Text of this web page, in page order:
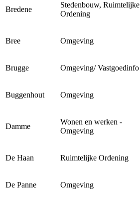
Bredene
Stedenbouw, Ruimtelijke
Ordening
Bree Omgeving
Brugge Omgeving/ Vastgoedinfo
Buggenhout Omgeving
Damme
Wonen en werken -
Omgeving
De Haan Ruimtelijke Ordening
De Panne Omgeving